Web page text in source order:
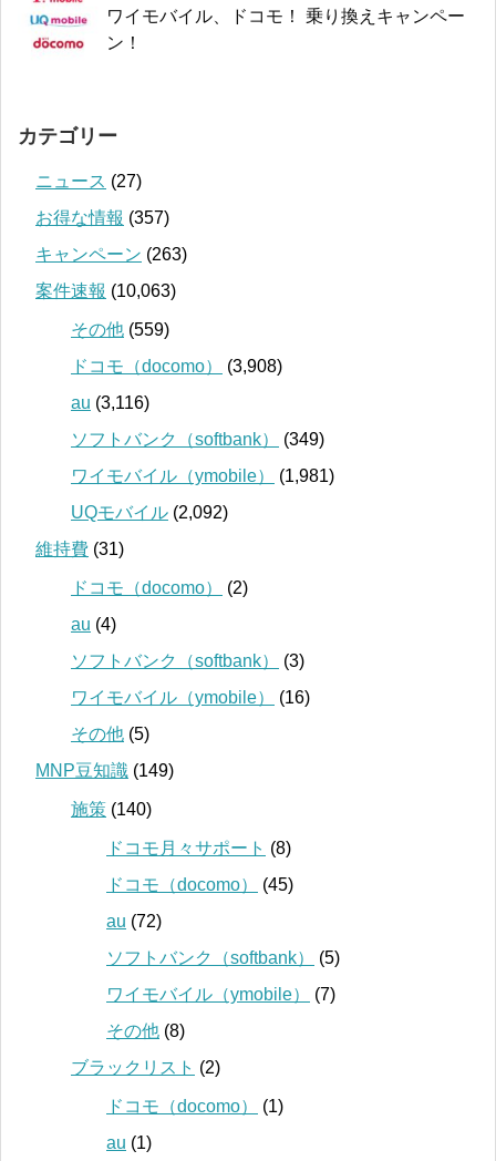
ワイモバイル、ドコモ！ 乗り換えキャンペー
ン！
カテゴリー
ニュース (27)
お得な情報 (357)
キャンペーン (263)
案件速報 (10,063)
その他 (559)
ドコモ（docomo）
(3,908)
au (3,116)
ソフトバンク（softbank）
(349)
ワイモバイル（ymobile）
(1,981)
UQモバイル (2,092)
維持費 (31)
ドコモ（docomo）
(2)
au (4)
ソフトバンク（softbank）
(3)
ワイモバイル（ymobile）
(16)
その他 (5)
MNP豆知識 (149)
施策 (140)
ドコモ月々サポート (8)
ドコモ（docomo）
(45)
au (72)
ソフトバンク（softbank）
(5)
ワイモバイル（ymobile）
(7)
その他 (8)
ブラックリスト (2)
ドコモ（docomo）
(1)
au (1)